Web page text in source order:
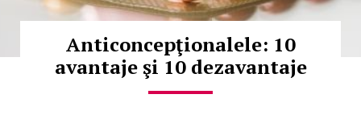
Anticoncepţionalele: 10
avantaje şi 10 dezavantaje